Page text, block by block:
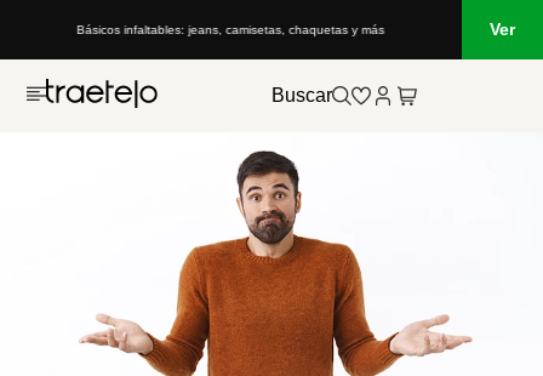
Básicos infaltables: jeans, camisetas, chaquetas y más Ver
Buscar